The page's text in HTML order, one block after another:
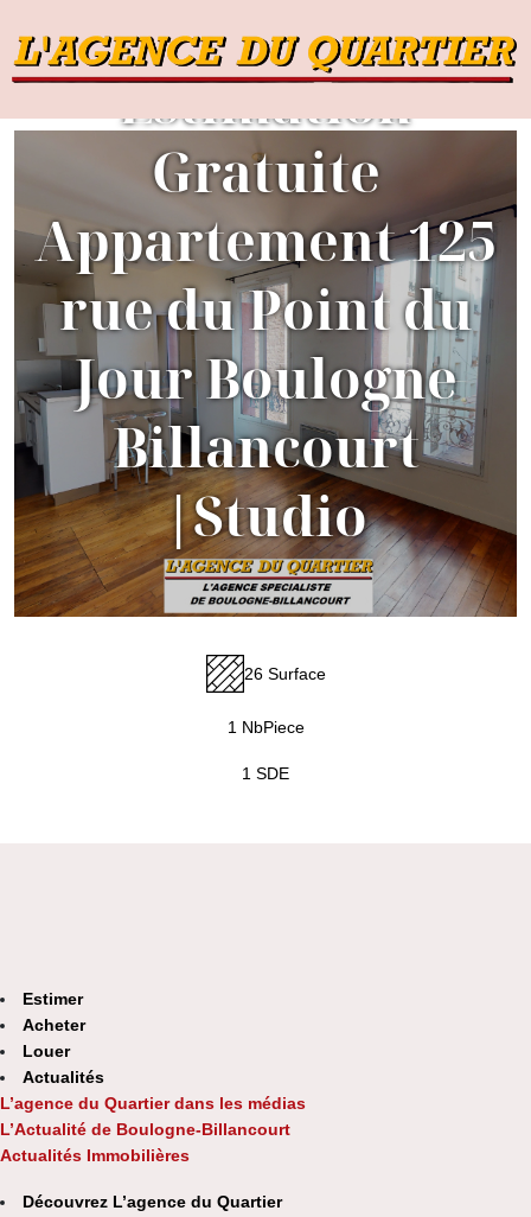
Estimation
Gratuite
Appartement 125
rue du Point du
Jour Boulogne
Billancourt
|Studio
26 Surface
1 NbPiece
1 SDE
Estimer
Acheter
Louer
Actualités
L’agence du Quartier dans les médias
L’Actualité de Boulogne-Billancourt
Actualités Immobilières
Découvrez L’agence du Quartier